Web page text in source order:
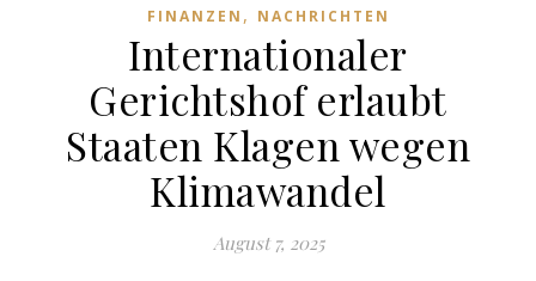
FINANZEN , NACHRICHTEN
Internationaler
Gerichtshof erlaubt
Staaten Klagen wegen
Klimawandel
August 7, 2025